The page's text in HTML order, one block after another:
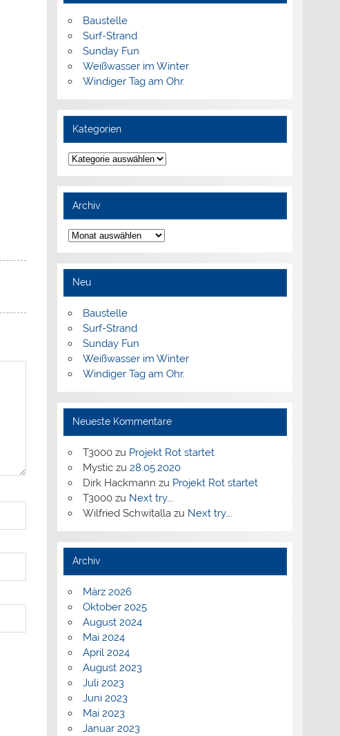
Baustelle
Surf-Strand
Sunday Fun
Weißwasser im Winter
Windiger Tag am Ohr.
Kategorien
Kategorien
Archiv
Archiv
Neu
Baustelle
Surf-Strand
Sunday Fun
Weißwasser im Winter
Windiger Tag am Ohr.
Neueste Kommentare
T3000zu Projekt Rot startet
Mysticzu 28.05.2020
Dirk Hackmann zu Projekt Rot startet
T3000zu Next try….
Wilfried Schwitallazu Next try….
Archiv
März 2026
Oktober 2025
August 2024
Mai 2024
April 2024
August 2023
Juli 2023
Juni 2023
Mai 2023
Januar 2023